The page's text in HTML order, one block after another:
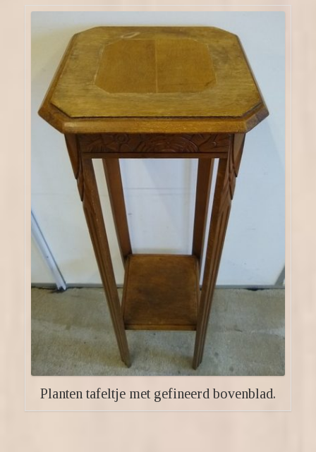
Planten tafeltje met gefineerd bovenblad.